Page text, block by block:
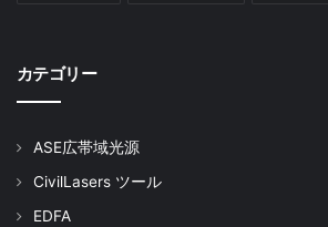
カテゴリー
ASE広帯域光源
CivilLasers ツール
EDFA